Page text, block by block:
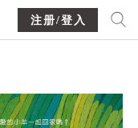
注册/登入